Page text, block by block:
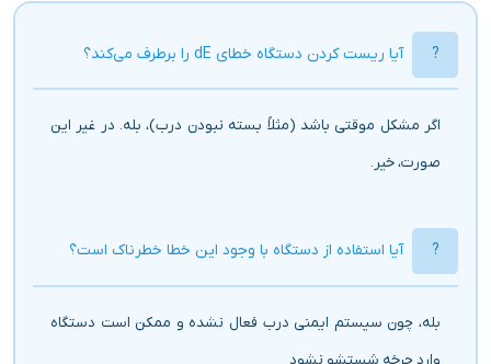
آیا ریست کردن دستگاه خطای dE را برطرف می‌کند؟
اگر مشکل موقتی باشد (مثلاً بسته نبودن درب)، بله. در غیر این
صورت، خیر.
آیا استفاده از دستگاه با وجود این خطا خطرناک است؟
بله، چون سیستم ایمنی درب فعال نشده و ممکن است دستگاه
وارد چرخه شستشو نشود